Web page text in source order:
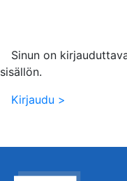
Sinun on
sisällön.
Kirjaudu >